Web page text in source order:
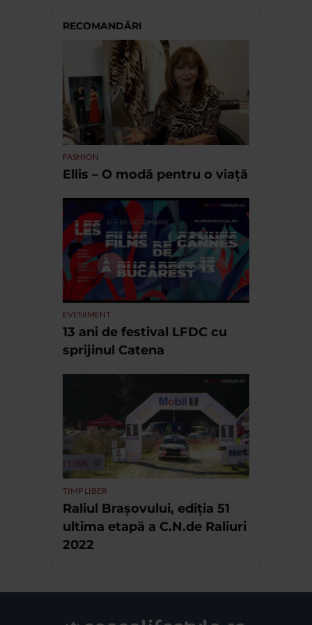
RECOMANDĂRI
FASHION
Ellis – O modă pentru o viață
EVENIMENT
13 ani de festival LFDC cu
sprijinul Catena
TIMP LIBER
Raliul Brașovului, ediția 51
ultima etapă a C.N.de Raliuri
2022